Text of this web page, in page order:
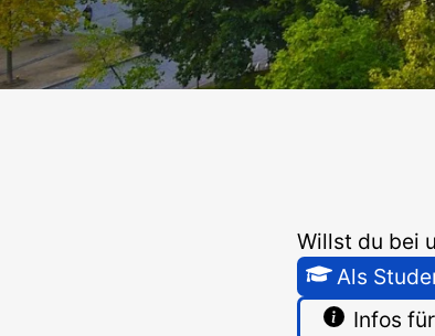
Willst du bei
Als
Infos